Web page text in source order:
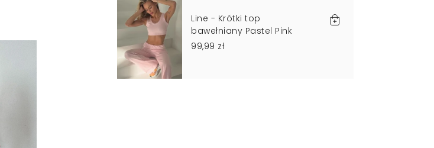
Line - Krótki top
bawełniany Pastel Pink
99,99 zł